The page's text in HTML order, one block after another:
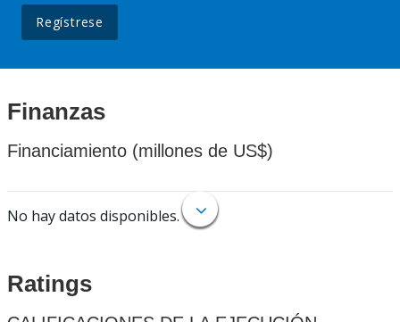
Regístrese
Finanzas
Financiamiento (millones de US$)
No hay datos disponibles.
Ratings